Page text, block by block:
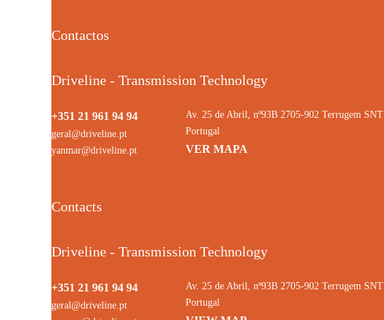
Contactos
Driveline - Transmission Technology
+351 21 961 94 94
geral@driveline.pt
yanmar@driveline.pt
Av. 25 de Abril, nº93B 2705-902 Terrugem SNT
Portugal
VER MAPA
Contacts
Driveline - Transmission Technology
+351 21 961 94 94
geral@driveline.pt
Av. 25 de Abril, nº93B 2705-902 Terrugem SNT
Portugal